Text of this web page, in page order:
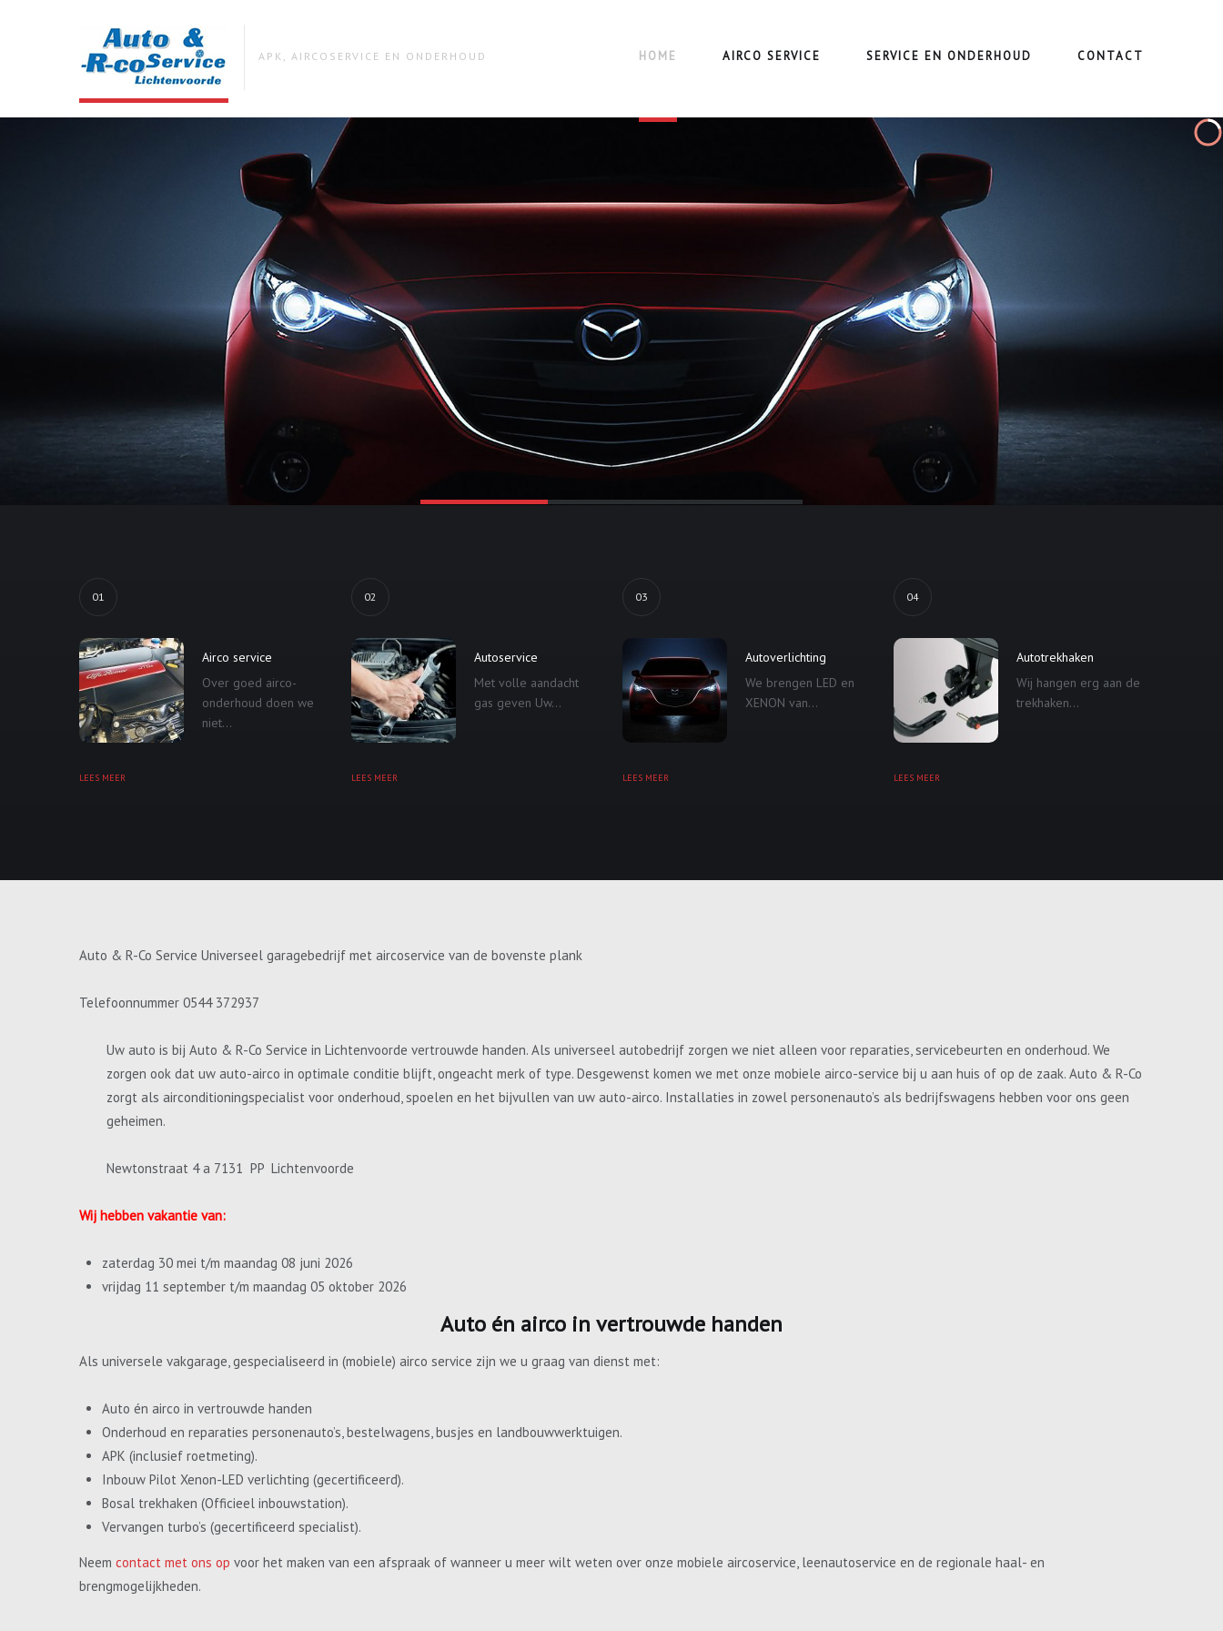
APK, AIRCOSERVICE EN ONDERHOUD HOME AIRCO SERVICE SERVICE EN ONDERHOUD CONTACT
01
Airco service
Over goed airco-
onderhoud doen we
niet...
LEES MEER
02
Autoservice
Met volle aandacht
gas geven Uw...
LEES MEER
03
Autoverlichting
We brengen LED en
XENON van...
LEES MEER
04
Autotrekhaken
Wij hangen erg aan de
trekhaken...
LEES MEER
Auto & R-Co Service Universeel garagebedrijf met aircoservice van de bovenste plank
Telefoonnummer 0544 372937
Uw auto is bij Auto & R-Co Service in Lichtenvoorde vertrouwde handen. Als universeel autobedrijf zorgen we niet alleen voor reparaties, servicebeurten en onderhoud. We
zorgen ook dat uw auto-airco in optimale conditie blijft, ongeacht merk of type. Desgewenst komen we met onze mobiele airco-service bij u aan huis of op de zaak. Auto & R-Co
zorgt als airconditioningspecialist voor onderhoud, spoelen en het bijvullen van uw auto-airco. Installaties in zowel personenauto’s als bedrijfswagens hebben voor ons geen
geheimen.
Newtonstraat 4 a 7131 PP Lichtenvoorde
Wij hebben vakantie van:
zaterdag 30 mei t/m maandag 08 juni 2026
vrijdag 11 september t/m maandag 05 oktober 2026
Auto én airco in vertrouwde handen
Als universele vakgarage, gespecialiseerd in (mobiele) airco service zijn we u graag van dienst met:
Auto én airco in vertrouwde handen
Onderhoud en reparaties personenauto’s, bestelwagens, busjes en landbouwwerktuigen.
APK (inclusief roetmeting).
Inbouw Pilot Xenon-LED verlichting (gecertificeerd).
Bosal trekhaken (Officieel inbouwstation).
Vervangen turbo’s (gecertificeerd specialist).
Neem contact met ons op voor het maken van een afspraak of wanneer u meer wilt weten over onze mobiele aircoservice, leenautoservice en de regionale haal- en
brengmogelijkheden.